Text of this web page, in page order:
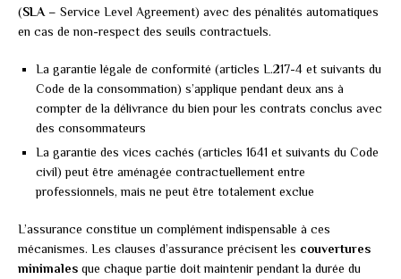
(SLA – Service Level Agreement) avec des pénalités automatiques
en cas de non-respect des seuils contractuels.
La garantie légale de conformité (articles L.217-4 et suivants du
Code de la consommation) s’applique pendant deux ans à
compter de la délivrance du bien pour les contrats conclus avec
des consommateurs
La garantie des vices cachés (articles 1641 et suivants du Code
civil) peut être aménagée contractuellement entre
professionnels, mais ne peut être totalement exclue
L’assurance constitue un complément indispensable à ces
mécanismes. Les clauses d’assurance précisent les couvertures
minimales que chaque partie doit maintenir pendant la durée du